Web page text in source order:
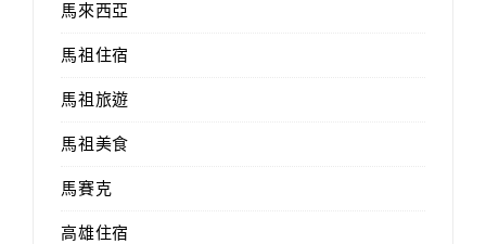
馬來西亞
馬祖住宿
馬祖旅遊
馬祖美食
馬賽克
高雄住宿